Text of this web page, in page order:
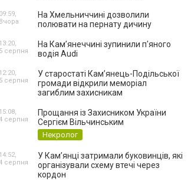
На Хмельниччині дозволили
полювати на пернату дичину
09:59,
Вчора
На Камʼянеччині зупинили п'яного
водія Audi
13:20,
5 серпня
У старостаті Кам’янець-Подільської
громади відкрили меморіал
загиблим захисникам
12:20,
5 серпня
Прощання із Захисником України
Сергієм Вільчинським
Некролог
15:08,
серпня
У Кам’янці затримали буковинців, які
організували схему втечі через
кордон
14:52,
серпня